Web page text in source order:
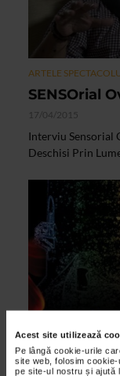
Acest site utilizează
Pe lângă cookie-urile
site web, folosim
pe site-ul nostru și ajută
ARTELE
SENSOrial
17/04/2015
Interviu Sensorial
Deschisi Prin
ALTE MATERIALE